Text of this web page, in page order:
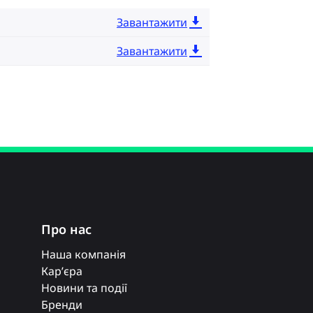
Завантажити
Завантажити
Про нас
Наша компанія
Кар’єра
Новини та події
Бренди